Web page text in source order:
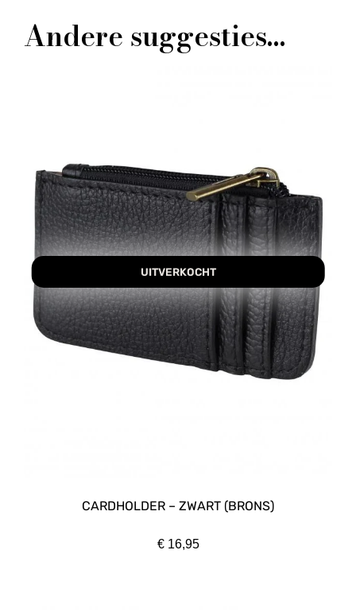
Andere suggesties…
UITVERKOCHT
CARDHOLDER – ZWART (BRONS)
€16,95